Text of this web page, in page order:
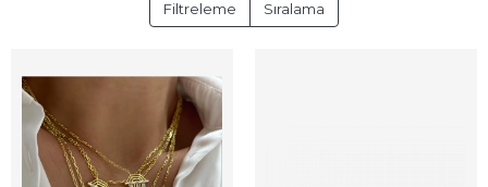
Filtreleme Sıralama